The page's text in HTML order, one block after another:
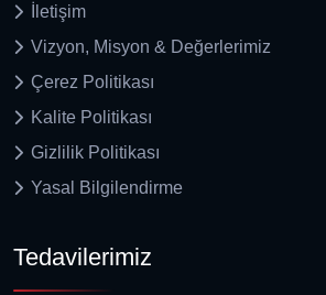
İletişim
Vizyon, Misyon & Değerlerimiz
Çerez Politikası
Kalite Politikası
Gizlilik Politikası
Yasal Bilgilendirme
Tedavilerimiz